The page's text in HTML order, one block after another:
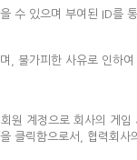
수 있으며 부여된 ID를
, 불가피한 사유로 인하
원 계정으로 회사의 게
을 클릭함으로서, 협력